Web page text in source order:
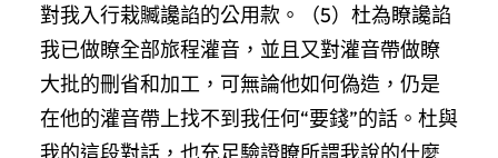
對我入行栽贓讒諂的公用款。（5）杜為瞭讒諂
我已做瞭全部旅程灌音，並且又對灌音帶做瞭
大批的刪省和加工，可無論他如何偽造，仍是
在他的灌音帶上找不到我任何“要錢”的話。杜與
我的這段對話，也充足驗證瞭所謂我說的什麼